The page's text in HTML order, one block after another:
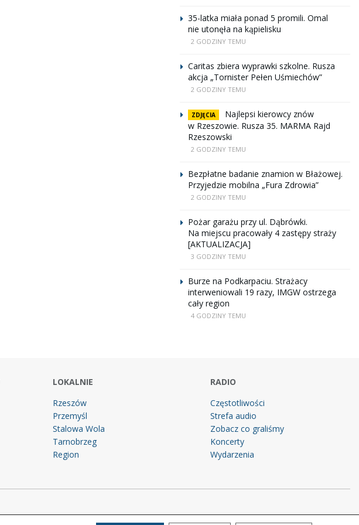
35-latka miała ponad 5 promili. Omal
nie utonęła na kąpielisku
2 GODZINY TEMU
Caritas zbiera wyprawki szkolne. Rusza
akcja „Tornister Pełen Uśmiechów”
2 GODZINY TEMU
ZDJĘCIA
Najlepsi kierowcy znów
w Rzeszowie. Rusza 35. MARMA Rajd
Rzeszowski
2 GODZINY TEMU
Bezpłatne badanie znamion w Błażowej.
Przyjedzie mobilna „Fura Zdrowia”
2 GODZINY TEMU
Pożar garażu przy ul. Dąbrówki.
Na miejscu pracowały 4 zastępy straży
[AKTUALIZACJA]
3 GODZINY TEMU
Burze na Podkarpaciu. Strażacy
interweniowali 19 razy, IMGW ostrzega
cały region
4 GODZINY TEMU
LOKALNIE
Rzeszów
Przemyśl
Stalowa Wola
Tarnobrzeg
Region
RADIO
Częstotliwości
Strefa audio
Zobacz co graliśmy
Koncerty
Wydarzenia